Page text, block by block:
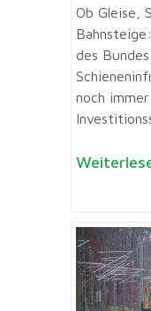
Ob Gleise,
des
noch